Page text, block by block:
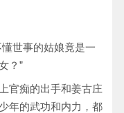
世事的姑娘竟是一
？”
官痴的出手和姜古庄
年的武功和内力，都